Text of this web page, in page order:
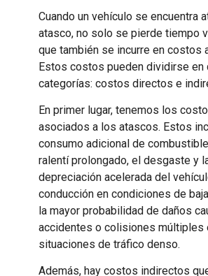
Cuando un vehículo se encuentra
atasco, no solo se pierde tiempo
que también se incurre en costos
Estos costos pueden dividirse en
categorías: costos directos e
En primer lugar, tenemos los
asociados a los atascos. Estos
consumo adicional de
ralentí prolongado, el desgaste y
depreciación acelerada del
conducción en condiciones de
la mayor probabilidad de daños
accidentes o colisiones múltiples
situaciones de tráfico denso.
Además, hay costos indirectos